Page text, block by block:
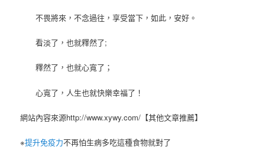
不畏將來，不念過往，享受當下，如此，安好。
看淡了，也就釋然了;
釋然了，也就心寬了；
心寬了，人生也就快樂幸福了！
網站內容來源http://www.xywy.com/【其他文章推薦】
※提升免疫力不再怕生病多吃這種食物就對了